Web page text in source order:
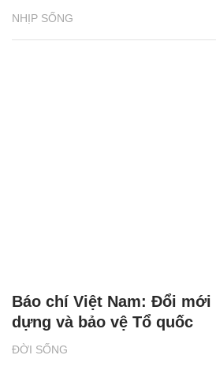
NHỊP SỐNG
ĐỜI SỐNG
Báo chí Việt Nam: Đổi
dựng và bảo vệ Tổ quốc